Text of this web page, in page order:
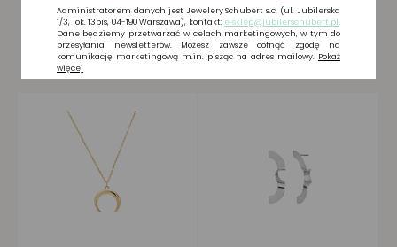
Biżuteria wybrana dla
Ciebie